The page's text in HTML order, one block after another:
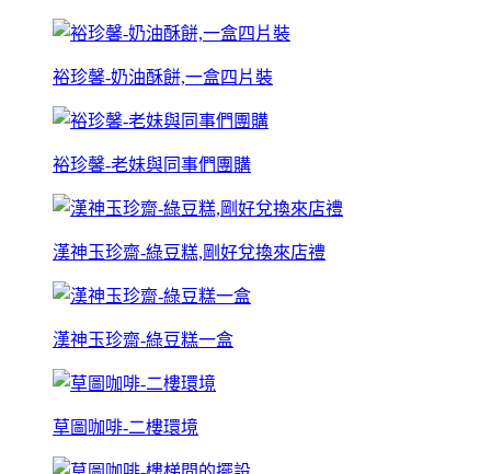
裕珍馨-奶油酥餅,一盒四片裝
裕珍馨-老妹與同事們團購
漢神玉珍齋-綠豆糕,剛好兌換來店禮
漢神玉珍齋-綠豆糕一盒
草圖咖啡-二樓環境